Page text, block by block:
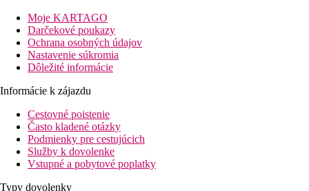
Tento 2-poschodový hotel má 73 izieb. V hoteli sa nachádza
blaho hostí sa stará reštaurácia a snack bar.
Stravovanie:
Raňajky (08:00 - 10:30 hod.) formou bufetu. Polpenzia: vrátane
Bazén:
Ďalšie informácie:
Využitie niektorých zariadení a aktivít môže byť spoplatnené
Šport/ voľný čas:
Detské ihrisko.
Moje KARTAGO
Darčekové poukazy
Ochrana osobných údajov
Nastavenie súkromia
Dôležité informácie
Informácie k zájazdu
Cestovné poistenie
Často kladené otázky
Podmienky pre cestujúcich
Služby k dovolenke
Vstupné a pobytové poplatky
Typy dovolenky